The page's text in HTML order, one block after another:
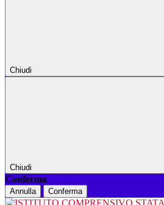
Chiudi
Chiudi
Conferma
Annulla Conferma